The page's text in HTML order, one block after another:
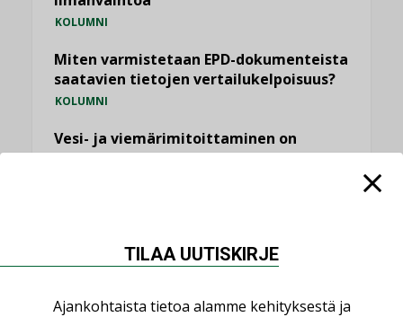
KOLUMNI
Miten varmistetaan EPD-dokumenteista
saatavien tietojen vertailukelpoisuus?
KOLUMNI
Vesi- ja viemärimitoittaminen on
jämähtänyt ajassa paikalleen
TILAA UUTISKIRJE
Ajankohtaista tietoa alamme kehityksestä ja